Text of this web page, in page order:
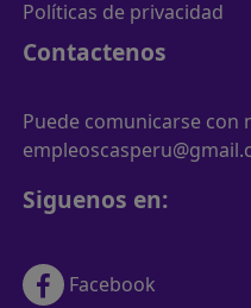
Políticas de privacidad
Contactenos
Puede comunicarse con
Siguenos en:
Facebook